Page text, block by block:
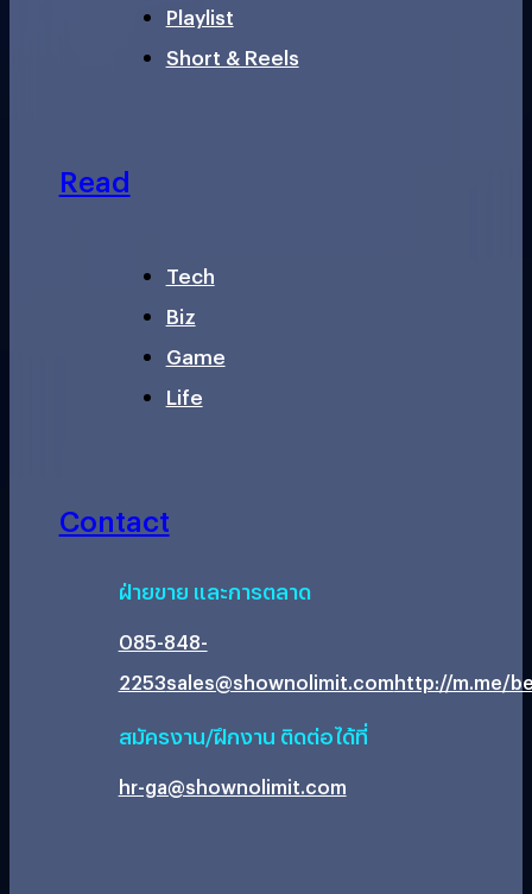
Playlist
Short & Reels
Read
Tech
Biz
Game
Life
Contact
ฝ่ายขาย และการตลาด
085-848-
2253sales@shownolimit.comhttp://m.me/
สมัครงาน/ฝึกงาน ติดต่อได้ที่
hr-ga@shownolimit.com